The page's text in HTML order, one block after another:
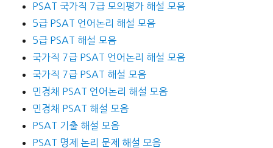
PSAT 국가직 7급 모의평가 해설 모음
5급 PSAT 언어논리 해설 모음
5급 PSAT 해설 모음
국가직 7급 PSAT 언어논리 해설 모음
국가직 7급 PSAT 해설 모음
민경채 PSAT 언어논리 해설 모음
민경채 PSAT 해설 모음
PSAT 기출 해설 모음
PSAT 명제 논리 문제 해설 모음